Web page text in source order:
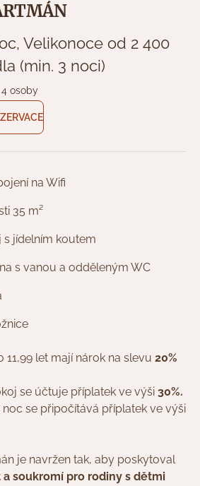
Velikonoce od 2 400
(min. 3 noci)
osoby
na Wifi
35 m²
jídelním koutem
s vanou a odděleným WC
11,99 let mají nárok na slevu 20%
se účtuje příplatek ve výši 30%.
se připočítává příplatek ve výši
je navržen tak, aby poskytoval
soukromí pro rodiny s dětmi